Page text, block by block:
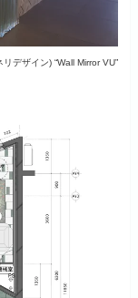
デザイン) “Wall Mirror VU”